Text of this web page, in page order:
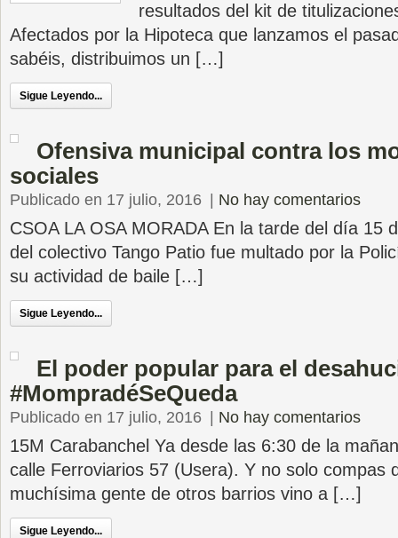
resultados del kit de
Afectados por la Hipoteca que lanzamos el
sabéis, distribuimos un […]
Sigue Leyendo...
Ofensiva municipal contra los
sociales
Publicado en 17 julio, 2016 No hay comentarios
CSOA LA OSA MORADA En la tarde del día 15
del colectivo Tango Patio fue multado por la
su actividad de baile […]
Sigue Leyendo...
El poder popular para el
#MompradéSeQueda
Publicado en 17 julio, 2016 No hay comentarios
15M Carabanchel Ya desde las 6:30 de la
calle Ferroviarios 57 (Usera). Y no solo compas
muchísima gente de otros barrios vino a […]
Sigue Leyendo...